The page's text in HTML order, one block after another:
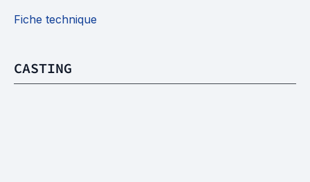
Fiche technique
CASTING